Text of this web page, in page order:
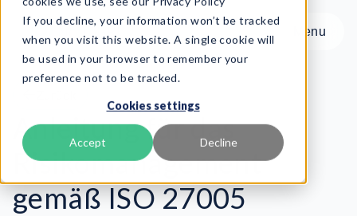
If you decline, your information won’t be tracked
when you visit this website. A single cookie will
be used in your browser to remember your
preference not to be tracked.
Cookies settings
Accept Decline
Menu
Menu
Produkt
Services
Ressourcen
Über uns
Anleitung für das
Risikomanagement
gemäß ISO 27005